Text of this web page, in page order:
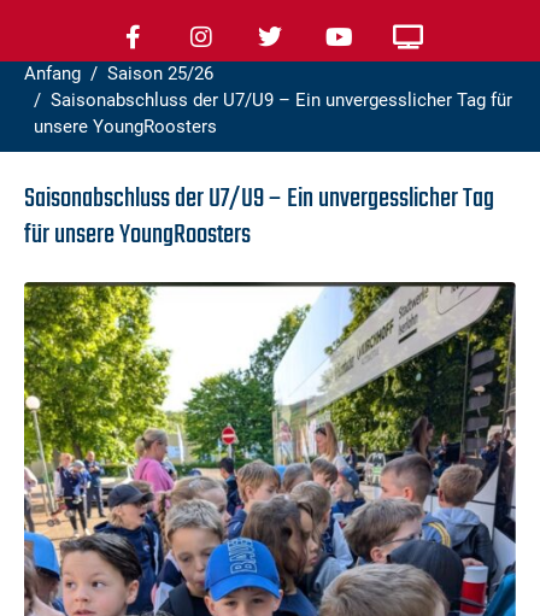
Anfang
Saison 25/26
Saisonabschluss der U7/U9 – Ein unvergesslicher Tag für
unsere YoungRoosters
Saisonabschluss der U7/U9 – Ein unvergesslicher Tag
für unsere YoungRoosters